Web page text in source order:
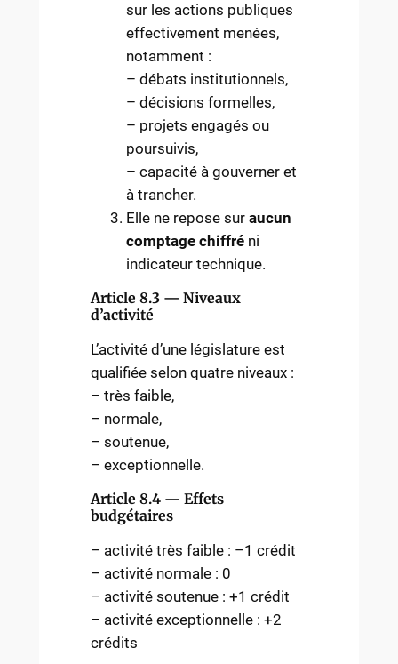
sur les actions publiques
effectivement menées,
notamment :
– débats institutionnels,
– décisions formelles,
– projets engagés ou
poursuivis,
– capacité à gouverner et
à trancher.
Elle ne repose suraucun
comptage chiffré ni
indicateur technique.
Article 8.3 — Niveaux
d’activité
L’activité d’une législature est
qualifiée selon quatre niveaux :
– très faible,
– normale,
– soutenue,
– exceptionnelle.
Article 8.4 — Effets
budgétaires
– activité très faible : –1 crédit
– activité normale : 0
– activité soutenue : +1 crédit
– activité exceptionnelle : +2
crédits